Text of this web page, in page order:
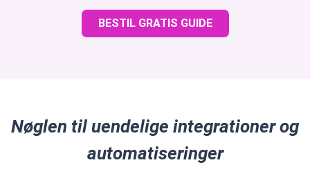
BESTIL GRATIS GUIDE
Nøglen til uendelige integrationer og
automatiseringer